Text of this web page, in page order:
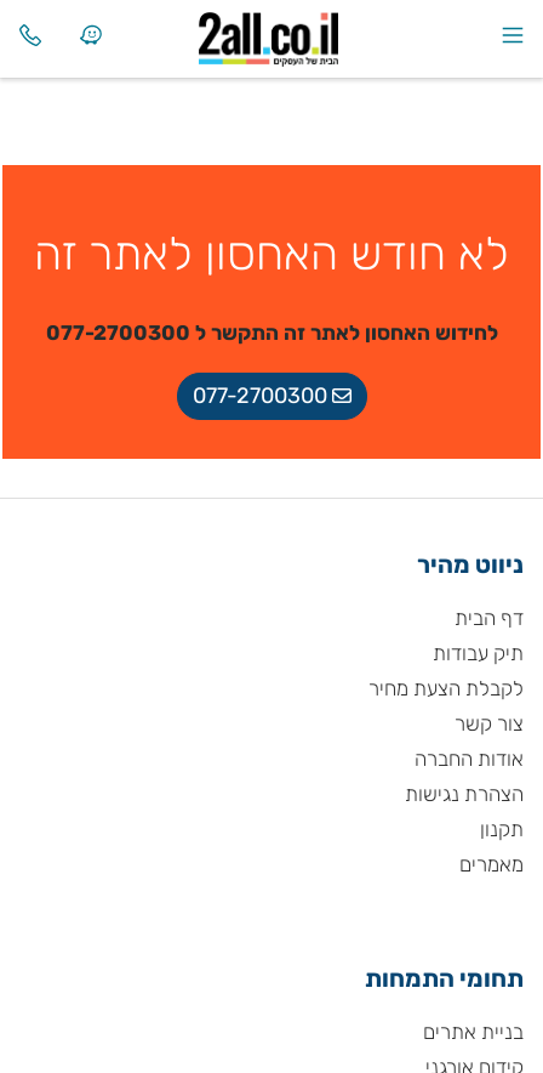
לא חודש האחסון לאתר זה
לחידוש האחסון לאתר זה התקשר ל 077-2700300
077-2700300
ניווט מהיר
דף הבית
תיק עבודות
לקבלת הצעת מחיר
צור קשר
אודות החברה
הצהרת נגישות
תקנון
מאמרים
תחומי התמחות
בניית אתרים
קידום אורגני